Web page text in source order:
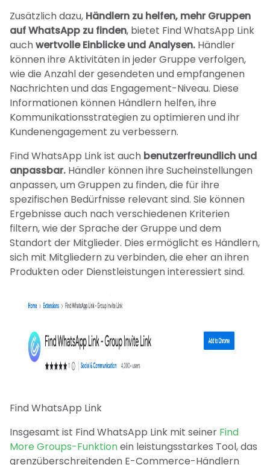
Zusätzlich dazu, Händlern zu helfen, mehr Gruppen
auf WhatsApp zu finden, bietet Find WhatsApp Link
auchwertvolle Einblicke und Analysen. Händler
können ihre Aktivitäten in jeder Gruppe verfolgen,
wie die Anzahl der gesendeten und empfangenen
Nachrichten und das Engagement-Niveau. Diese
Informationen können Händlern helfen, ihre
Kommunikationsstrategien zu optimieren und ihr
Kundenengagement zu verbessern.
Find WhatsApp Link ist auch benutzerfreundlich und
anpassbar. Händler können ihre Sucheinstellungen
anpassen, um Gruppen zu finden, die für ihre
spezifischen Bedürfnisse relevant sind. Sie können
Ergebnisse auch nach verschiedenen Kriterien
filtern, wie der Sprache der Gruppe und dem
Standort der Mitglieder. Dies ermöglicht es Händlern,
sich mit Mitgliedern zu verbinden, die eher an ihren
Produkten oder Dienstleistungen interessiert sind.
Find WhatsApp Link
Insgesamt ist Find WhatsApp Link mit seiner Find
More Groups-Funktionein leistungsstarkes Tool, das
grenzüberschreitenden E-Commerce-Händlern